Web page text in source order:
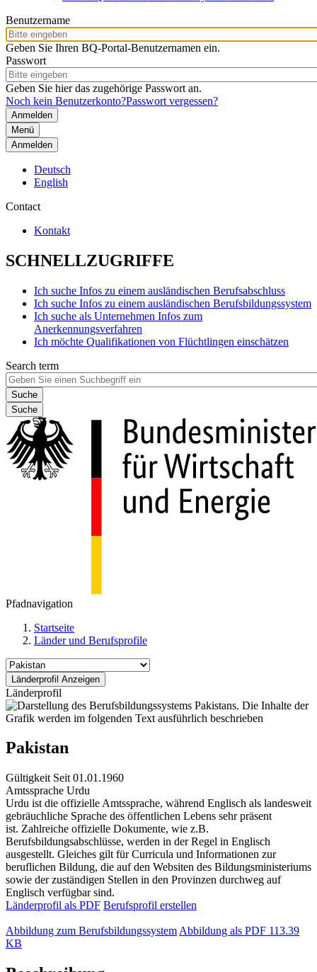
Benutzername
Geben Sie Ihren BQ-Portal-Benutzernamen ein.
Passwort
Geben Sie hier das zugehörige Passwort an.
Noch kein Benutzerkonto?Passwort vergessen?
Menü
Anmelden
Deutsch
English
Contact
Kontakt
SCHNELLZUGRIFFE
Ich suche Infos zu einem ausländischen Berufsabschluss
Ich suche Infos zu einem ausländischen Berufsbildungssystem
Ich suche als Unternehmen Infos zum
Anerkennungsverfahren
Ich möchte Qualifikationen von Flüchtlingen einschätzen
Search term
Suche
Pfadnavigation
Startseite
Länder und Berufsprofile
Länderprofil
Pakistan
Gültigkeit Seit 01.01.1960
Amtssprache Urdu
Urdu ist die offizielle Amtssprache, während Englisch als landesweit
gebräuchliche Sprache des öffentlichen Lebens sehr präsent
ist. Zahlreiche offizielle Dokumente, wie z.B.
Berufsbildungsabschlüsse, werden in der Regel in Englisch
ausgestellt. Gleiches gilt für Curricula und Informationen zur
beruflichen Bildung, die auf den Websiten des Bildungsministeriums
sowie der zuständigen Stellen in den Provinzen durchweg auf
Englisch verfügbar sind.
Länderprofil als PDF Berufsprofil erstellen
Abbildung zum Berufsbildungssystem Abbildung als PDF 113.39
KB